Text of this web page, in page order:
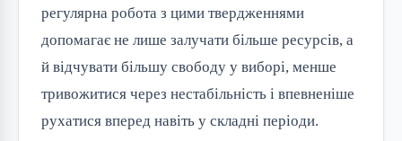
регулярна робота з цими твердженнями
допомагає не лише залучати більше ресурсів, а
й відчувати більшу свободу у виборі, менше
тривожитися через нестабільність і впевненіше
рухатися вперед навіть у складні періоди.